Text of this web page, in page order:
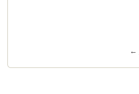
←